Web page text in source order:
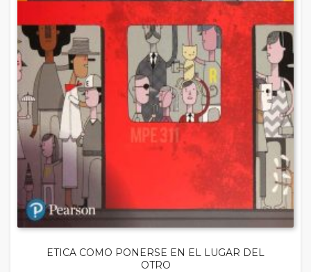
ETICA COMO PONERSE EN EL LUGAR DEL
OTRO